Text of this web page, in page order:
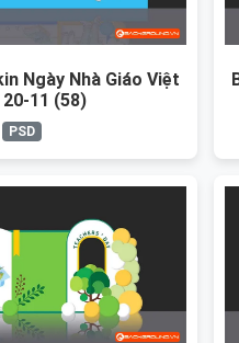
Ngày Nhà Giáo Việt
20-11 (58)
PSD